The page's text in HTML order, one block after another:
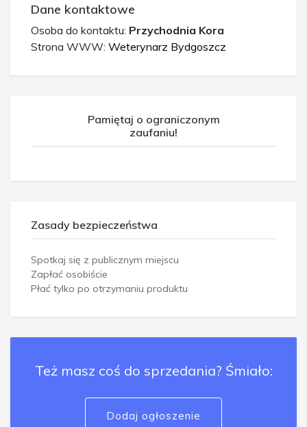
Dane kontaktowe
Osoba do kontaktu: Przychodnia Kora
Strona WWW: Weterynarz Bydgoszcz
Pamiętaj o ograniczonym
zaufaniu!
Zasady bezpieczeństwa
Spotkaj się z publicznym miejscu
Zapłać osobiście
Płać tylko po otrzymaniu produktu
Też masz coś do sprzedania? Śmiało:
Dodaj ogłoszenie